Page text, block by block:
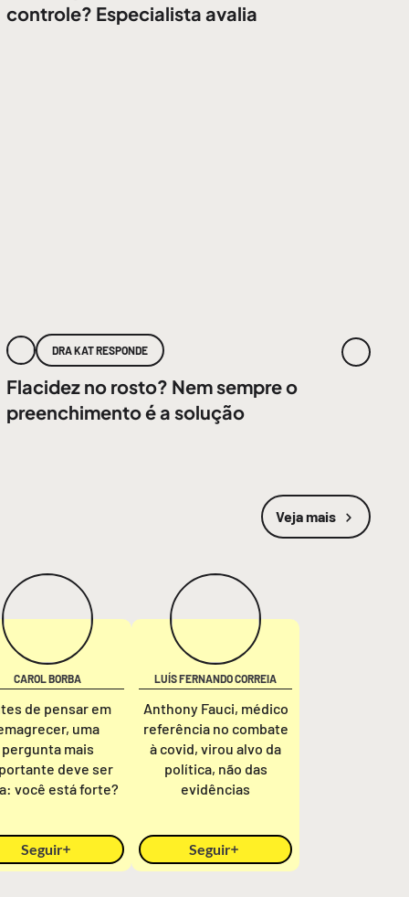
controle? Especialista avalia
DRA KAT RESPONDE
Flacidez no rosto? Nem sempre o
preenchimento é a solução
Veja mais
CAROL BORBA
de pensar em
uma
pergunta mais
deve ser
você está forte?
Seguir
LUÍS FERNANDO CORREIA
Anthony Fauci, médico
referência no combate
à covid, virou alvo da
política, não das
evidências
Seguir